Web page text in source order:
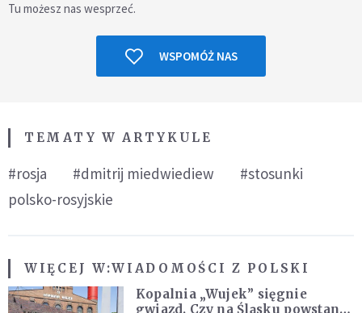
Tu możesz nas wesprzeć.
WSPOMÓŻ NAS
TEMATY W ARTYKULE
#rosja #dmitrij miedwiediew
#stosunki
polsko-rosyjskie
WIĘCEJ W:WIADOMOŚCI Z POLSKI
Kopalnia „Wujek” sięgnie
gwiazd. Czy na Śląsku powstanie